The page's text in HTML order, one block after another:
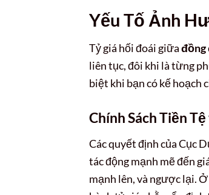
Yếu Tố Ảnh
Tỷ giá hối đoái giữađồng
liên tục, đôi khi là từng
biệt khi bạn có kế hoạch
Chính Sách Tiền
Các quyết định của Cục
tác động mạnh mẽ đến
mạnh lên, và ngược lại.